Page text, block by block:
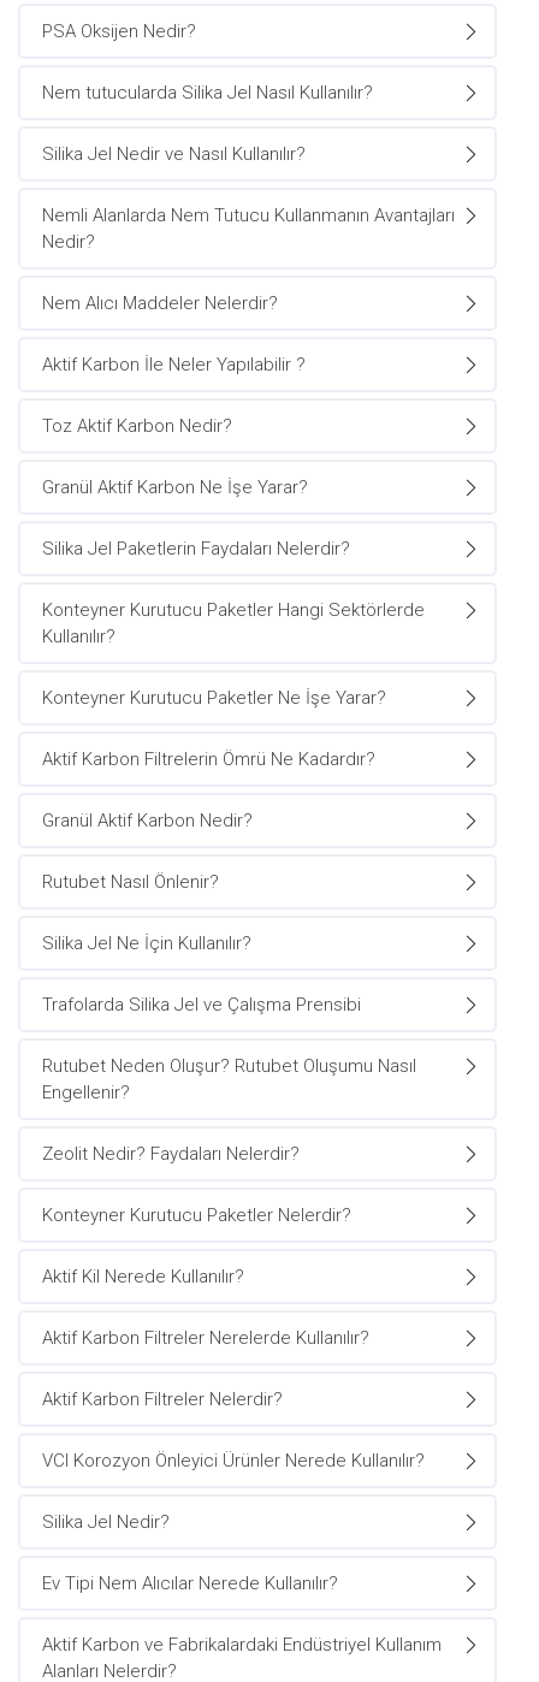
PSA Oksijen Nedir?
Nem tutucularda Silika Jel Nasıl Kullanılır?
Silika Jel Nedir ve Nasıl Kullanılır?
Nemli Alanlarda Nem Tutucu Kullanmanın Avantajları
Nedir?
Nem Alıcı Maddeler Nelerdir?
Aktif Karbon İle Neler Yapılabilir ?
Toz Aktif Karbon Nedir?
Granül Aktif Karbon Ne İşe Yarar?
Silika Jel Paketlerin Faydaları Nelerdir?
Konteyner Kurutucu Paketler Hangi Sektörlerde
Kullanılır?
Konteyner Kurutucu Paketler Ne İşe Yarar?
Aktif Karbon Filtrelerin Ömrü Ne Kadardır?
Granül Aktif Karbon Nedir?
Rutubet Nasıl Önlenir?
Silika Jel Ne İçin Kullanılır?
Trafolarda Silika Jel ve Çalışma Prensibi
Rutubet Neden Oluşur? Rutubet Oluşumu Nasıl
Engellenir?
Zeolit Nedir? Faydaları Nelerdir?
Konteyner Kurutucu Paketler Nelerdir?
Aktif Kil Nerede Kullanılır?
Aktif Karbon Filtreler Nerelerde Kullanılır?
Aktif Karbon Filtreler Nelerdir?
VCI Korozyon Önleyici Ürünler Nerede Kullanılır?
Silika Jel Nedir?
Ev Tipi Nem Alıcılar Nerede Kullanılır?
Aktif Karbon ve Fabrikalardaki Endüstriyel Kullanım
Alanları Nelerdir?